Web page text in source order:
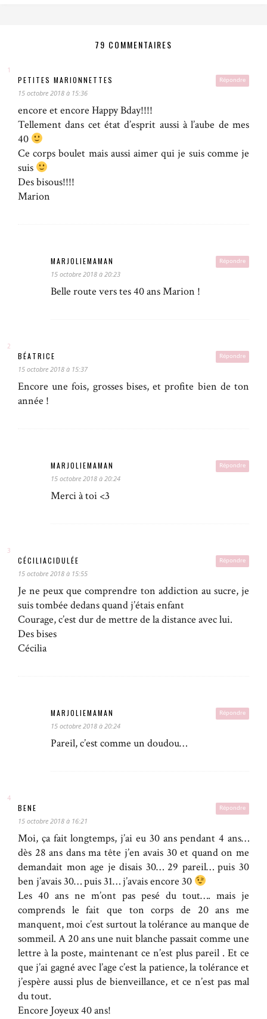
79 COMMENTAIRES
Répondre
PETITES MARIONNETTES
15 octobre 2018 à 15:36
encore et encore Happy Bday!!!!
Tellement dans cet état d’esprit aussi à l’aube de mes
40
Ce corps boulet mais aussi aimer qui je suis comme je
suis
Des bisous!!!!
Marion
Répondre
MARJOLIEMAMAN
15 octobre 2018 à 20:23
Belle route vers tes 40 ans Marion !
Répondre
BÉATRICE
15 octobre 2018 à 15:37
Encore une fois, grosses bises, et profite bien de ton
année !
Répondre
MARJOLIEMAMAN
15 octobre 2018 à 20:24
Merci à toi <3
Répondre
CÉCILIACIDULÉE
15 octobre 2018 à 15:55
Je ne peux que comprendre ton addiction au sucre, je
suis tombée dedans quand j’étais enfant
Courage, c’est dur de mettre de la distance avec lui.
Des bises
Cécilia
Répondre
MARJOLIEMAMAN
15 octobre 2018 à 20:24
Pareil, c’est comme un doudou…
Répondre
BENE
15 octobre 2018 à 16:21
Moi, ça fait longtemps, j’ai eu 30 ans pendant 4 ans…
dès 28 ans dans ma tête j’en avais 30 et quand on me
demandait mon age je disais 30… 29 pareil… puis 30
ben j’avais 30… puis 31… j’avais encore 30
Les 40 ans ne m’ont pas pesé du tout…. mais je
comprends le fait que ton corps de 20 ans me
manquent, moi c’est surtout la tolérance au manque de
sommeil. A 20 ans une nuit blanche passait comme une
lettre à la poste, maintenant ce n’est plus pareil . Et ce
que j’ai gagné avec l’age c’est la patience, la tolérance et
j’espère aussi plus de bienveillance, et ce n’est pas mal
du tout.
Encore Joyeux 40 ans!